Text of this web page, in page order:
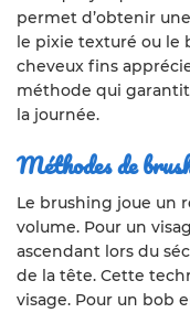
permet d’obtenir
le pixie texturé ou le
cheveux fins
méthode qui
la journée.
Méthodes de
Le brushing joue un
volume. Pour un
ascendant lors du
de la tête. Cette
visage. Pour un bob